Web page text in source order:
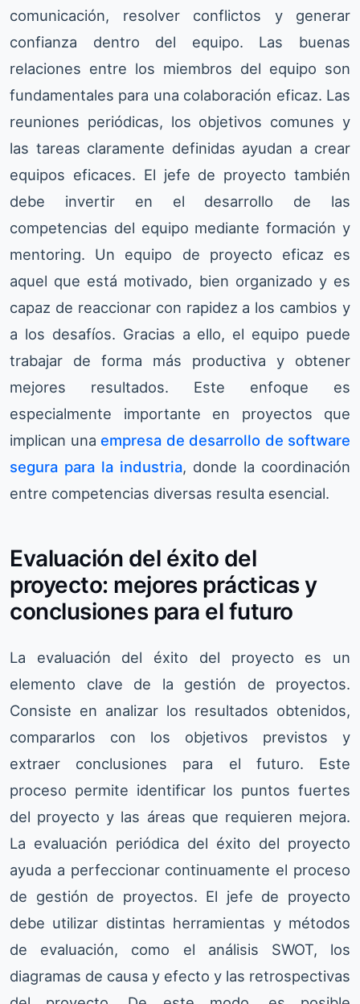
comunicación, resolver conflictos y generar
confianza dentro del equipo. Las buenas
relaciones entre los miembros del equipo son
fundamentales para una colaboración eficaz. Las
reuniones periódicas, los objetivos comunes y
las tareas claramente definidas ayudan a crear
equipos eficaces. El jefe de proyecto también
debe invertir en el desarrollo de las
competencias del equipo mediante formación y
mentoring. Un equipo de proyecto eficaz es
aquel que está motivado, bien organizado y es
capaz de reaccionar con rapidez a los cambios y
a los desafíos. Gracias a ello, el equipo puede
trabajar de forma más productiva y obtener
mejores resultados. Este enfoque es
especialmente importante en proyectos que
implican una empresa de desarrollo de software
segura para la industria, donde la coordinación
entre competencias diversas resulta esencial.
Evaluación del éxito del
proyecto: mejores prácticas y
conclusiones para el futuro
La evaluación del éxito del proyecto es un
elemento clave de la gestión de proyectos.
Consiste en analizar los resultados obtenidos,
compararlos con los objetivos previstos y
extraer conclusiones para el futuro. Este
proceso permite identificar los puntos fuertes
del proyecto y las áreas que requieren mejora.
La evaluación periódica del éxito del proyecto
ayuda a perfeccionar continuamente el proceso
de gestión de proyectos. El jefe de proyecto
debe utilizar distintas herramientas y métodos
de evaluación, como el análisis SWOT, los
diagramas de causa y efecto y las retrospectivas